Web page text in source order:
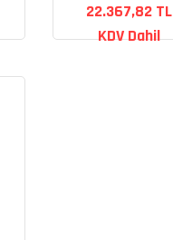
22.367,82 TL
KDV Dahil